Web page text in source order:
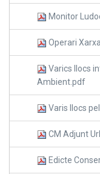
Monitor
Operari
Varics llocs
Ambient.pdf
Varis llocs
CM Adjunt
Edicte